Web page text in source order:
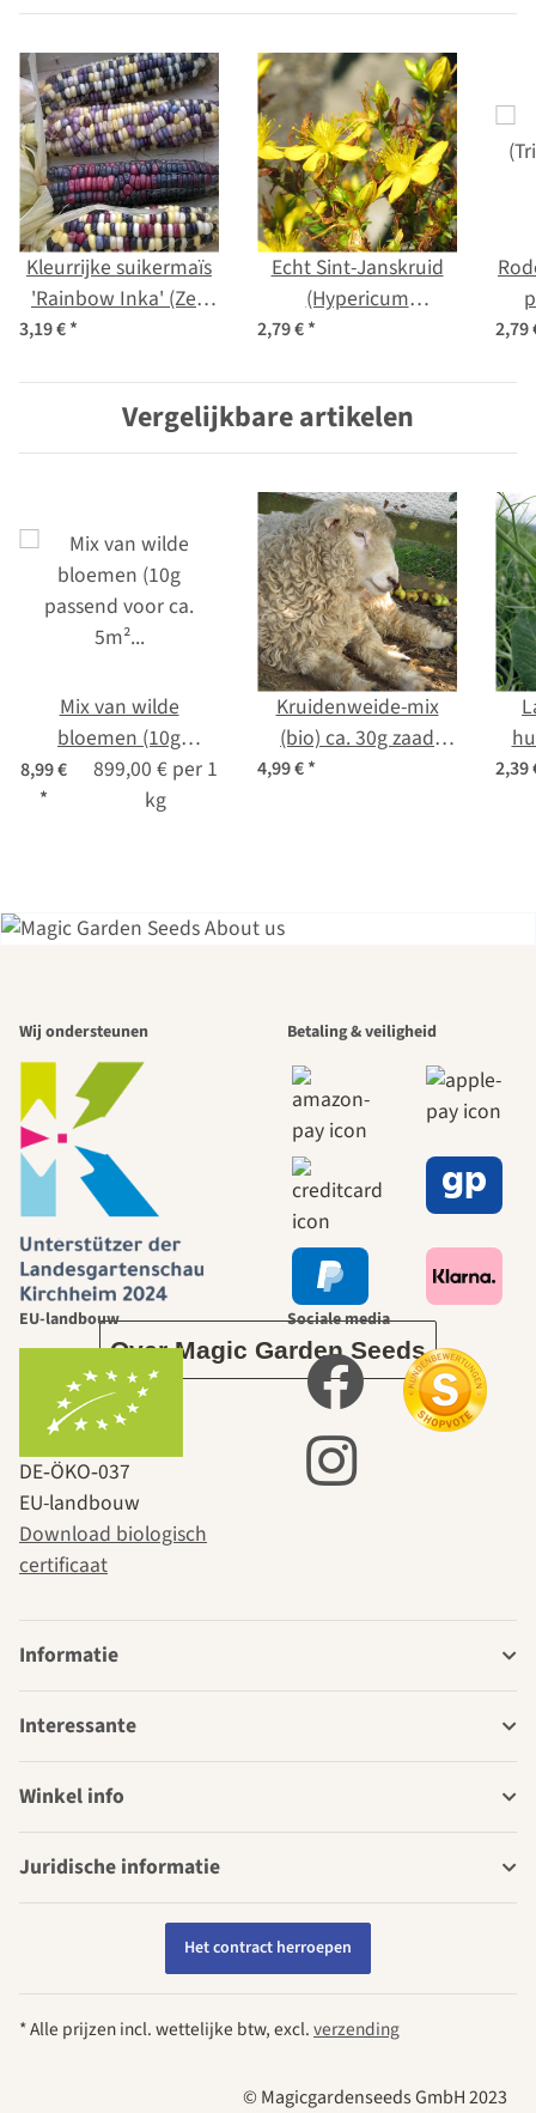
Kleurrijke suikermaïs
'Rainbow Inka' (Zea
mays) bio zaad
3,19 €*
Echt Sint-Janskruid
(Hypericum
perforatum) bio zaad
2,79 €* 2,79
Vergelijkbare artikelen
Mix van wilde
bloemen (10g
passend voor ca. 5m²
oppervlakte) bio
8,99 €
*
899,00 € per 1
kg
Kruidenweide-mix
(bio) ca. 30g zaad
voldoende voor 10m²
4,99 €* 2,39
mooiste paden
naar onszelf
leidt door de
tuin.
Over Magic Garden Seeds
Wij ondersteunen Betaling & veiligheid
EU-landbouw
DE‑ÖKO‑037
EU-landbouw
Download biologisch
certificaat
Sociale media
Informatie
Interessante
Winkel info
Juridische informatie
Het contract herroepen
* Alle prijzen incl. wettelijke btw, excl.verzending
© Magicgardenseeds GmbH 2023